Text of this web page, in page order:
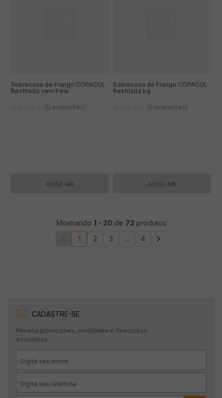
Sobrecoxa de Frango COPACOL
Resfriado sem Pele
(0 avaliações)
AVISE-ME
Sobrecoxa de Frango COPACOL
Resfriada kg
(0 avaliações)
AVISE-ME
Mostrando 1 - 20 de 73 produtos
1
2 3 ... 4
CADASTRE-SE
Receba promoções, novidades e descontos
exclusivos.